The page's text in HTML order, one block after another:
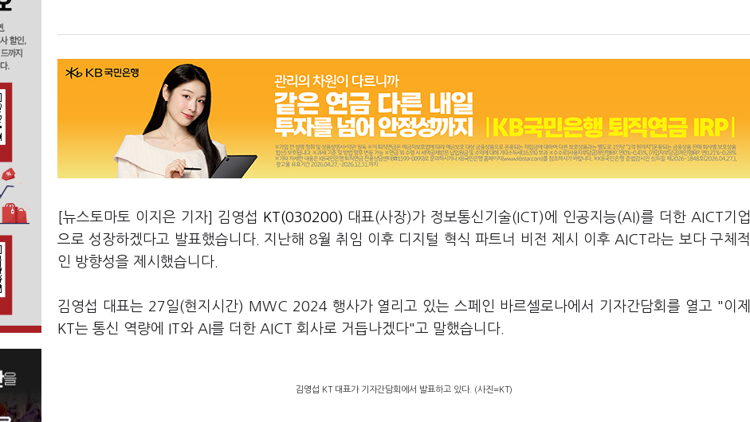
[뉴스토마토 이지은 기자] 김영섭 KT(030200) 대표(사장)가 정보통신기술(ICT)에 인공지능(AI)를 더한 AICT기업
으로 성장하겠다고 발표했습니다. 지난해 8월 취임 이후 디지털 혁식 파트너 비전 제시 이후 AICT라는 보다 구체적
인 방향성을 제시했습니다.
김영섭 대표는 27일(현지시간) MWC 2024 행사가 열리고 있는 스페인 바르셀로나에서 기자간담회를 열고 "이제
KT는 통신 역량에 IT와 AI를 더한 AICT 회사로 거듭나겠다"고 말했습니다.
김영섭 KT 대표가 기자간담회에서 발표하고 있다. (사진=KT)